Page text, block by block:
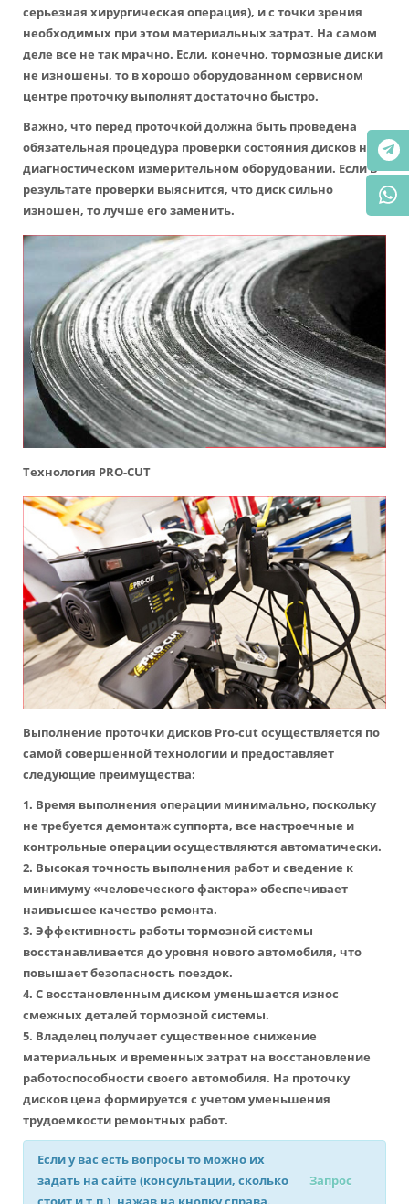
серьезная хирургическая операция), и с точки зрения
необходимых при этом материальных затрат. На самом
деле все не так мрачно. Если, конечно, тормозные диски
не изношены, то в хорошо оборудованном сервисном
центре проточку выполнят достаточно быстро.
Важно, что перед проточкой должна быть проведена
обязательная процедура проверки состояния дисков на
диагностическом измерительном оборудовании. Если в
результате проверки выяснится, что диск сильно
изношен, то лучше его заменить.
Технология PRO-CUT
Выполнение проточки дисков Pro-cut осуществляется по
самой совершенной технологии и предоставляет
следующие преимущества:
1. Время выполнения операции минимально, поскольку
не требуется демонтаж суппорта, все настроечные и
контрольные операции осуществляются автоматически.
2. Высокая точность выполнения работ и сведение к
минимуму «человеческого фактора» обеспечивает
наивысшее качество ремонта.
3. Эффективность работы тормозной системы
восстанавливается до уровня нового автомобиля, что
повышает безопасность поездок.
4. С восстановленным диском уменьшается износ
смежных деталей тормозной системы.
5. Владелец получает существенное снижение
материальных и временных затрат на восстановление
работоспособности своего автомобиля. На проточку
дисков цена формируется с учетом уменьшения
трудоемкости ремонтных работ.
Если у вас есть вопросы то можно их
задать на сайте (консультации, сколько
Запрос